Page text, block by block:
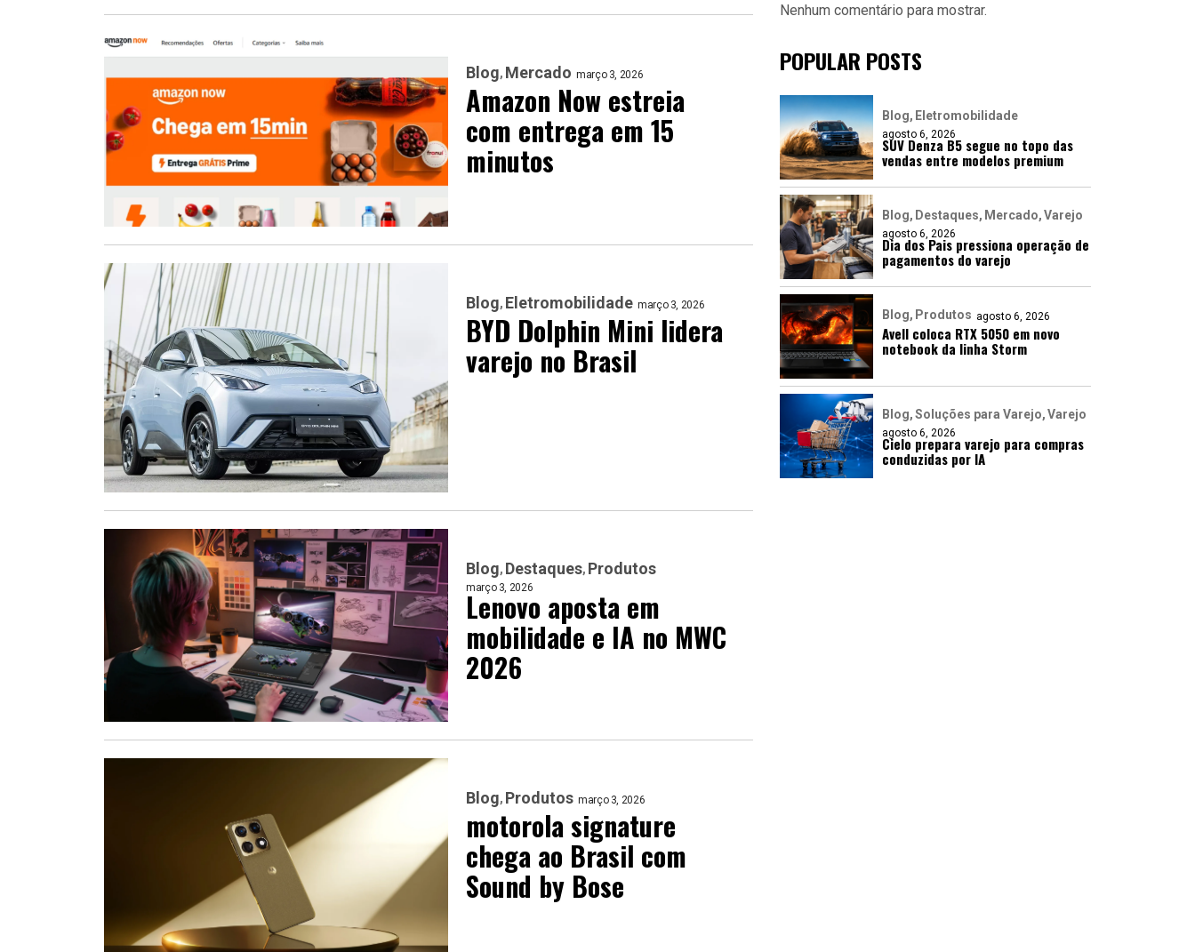
Blog Mercado março 3, 2026
Amazon Now estreia
com entrega em 15
minutos
Blog Eletromobilidade março 3, 2026
BYD Dolphin Mini lidera
varejo no Brasil
Blog Destaques Produtos
março 3, 2026
Lenovo aposta em
mobilidade e IA no MWC
2026
Blog Produtos março 3, 2026
motorola signature
chega ao Brasil com
Sound by Bose
Nenhum comentário para mostrar.
POPULAR POSTS
Blog Eletromobilidade
agosto 6, 2026
SUV Denza B5 segue no topo das
vendas entre modelos premium
Blog Destaques Mercado Varejo
agosto 6, 2026
Dia dos Pais pressiona operação de
pagamentos do varejo
Blog Produtos agosto 6, 2026
Avell coloca RTX 5050 em novo
notebook da linha Storm
Blog Soluções para Varejo Varejo
agosto 6, 2026
Cielo prepara varejo para compras
conduzidas por IA